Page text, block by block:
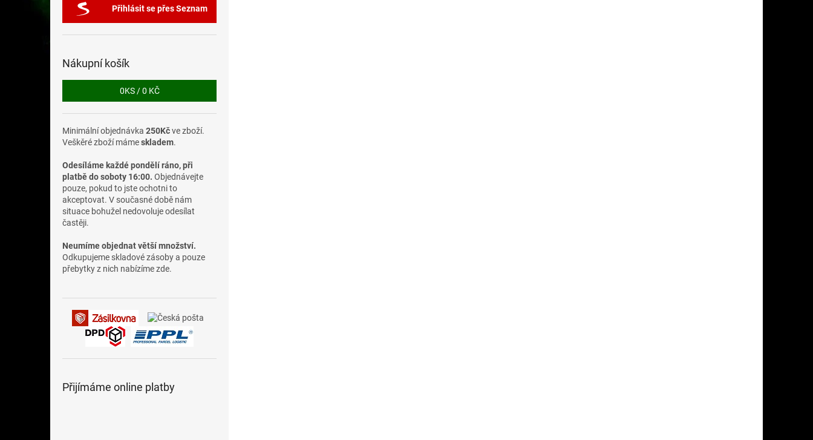
Přihlásit se přes Seznam
Nákupní košík
0KS /0 KČ
Minimální objednávka 250Kčve zboží.
Veškěré zboží mámeskladem.
Odesíláme každé pondělí ráno, při
platbě do soboty 16:00. Objednávejte
pouze, pokud to jste ochotni to
akceptovat. V současné době nám
situace bohužel nedovoluje odesílat
častěji.
Neumíme objednat větší množství.
Odkupujeme skladové zásoby a pouze
přebytky z nich nabízíme zde.
Přijímáme online platby